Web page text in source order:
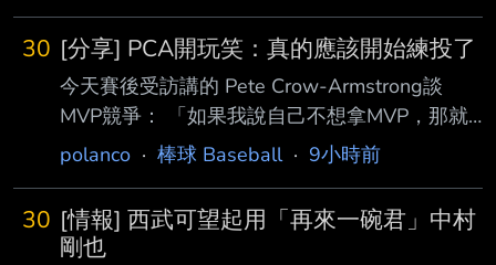
發6局
傑憲也盡地主之誼，帶著他走訪台南、品嘗美
食。他在社群平台PO出遊台照，還用中文 寫下
「謝謝，台南！」貼文引發熱論，「台南被他拍
得好美，古蹟、海、球場、生命力」 、「歡迎
再來玩！追夢的男人真的好帥！」 薩托里亞在
社群平台貼出照片，包括小孩的照片、他在球場
的自拍，還有和陳傑憲聚餐、 台南夜市、海
邊、和老婆的合照等等。他在文中則用
30 [分享] PCA開玩笑：真的應該開始練投了
今天賽後受訪講的 Pete Crow-Armstrong談
MVP競爭： 「如果我說自己不想拿MVP，那就
真的太假了。但如果我們要談什麼是最優先的，
現在最關心的事情。拿它開玩笑很有趣，承認
（我想拿M VP）這件事也是。我也覺得關注這
polanco · 棒球 Baseball· 9小時前
30 [情報] 西武可望起用「再來一碗君」中村
剛也